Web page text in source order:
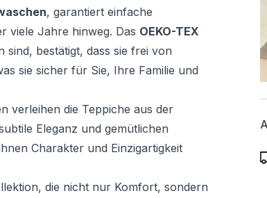
, garantiert einfache
viele Jahre hinweg. Das OEKO-TEX
sind, bestätigt, dass sie frei von
sie sicher für Sie, Ihre Familie und
verleihen die Teppiche aus der
Eleganz und gemütlichen
Charakter und Einzigartigkeit
die nicht nur Komfort, sondern